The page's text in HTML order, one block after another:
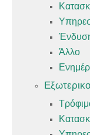
Άλλο